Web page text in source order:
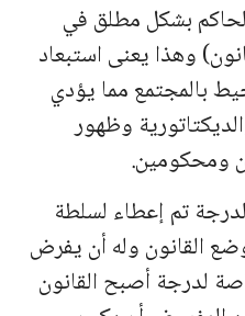
بشكل مطلق في
وهذا يعنى استبعاد
بالمجتمع مما يؤدي
وظهور
ومحكومين.
تم إعطاء لسلطة
وضع القانون وله أن يفرض
لدرجة أصبح القانون